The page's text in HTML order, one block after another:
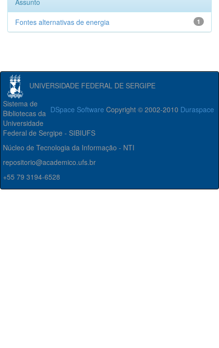
Assunto
1
Fontes alternativas de energia
UNIVERSIDADE FEDERAL DE SERGIPE
DSpace Software Copyright © 2002-2010 Duraspace
Sistema de
Bibliotecas da
Universidade
Federal de Sergipe - SIBIUFS
Núcleo de Tecnologia da Informação - NTI
repositorio@academico.ufs.br
+55 79 3194-6528